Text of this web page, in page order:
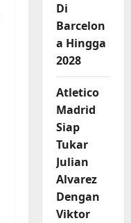
Di
Barcelon
a Hingga
2028
Atletico
Madrid
Siap
Tukar
Julian
Alvarez
Dengan
Viktor